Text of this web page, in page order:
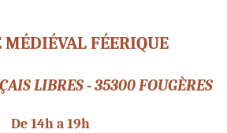
FÉERIQUE
LIBRES - 35300 FOUGÈRES
De 14h a 19h